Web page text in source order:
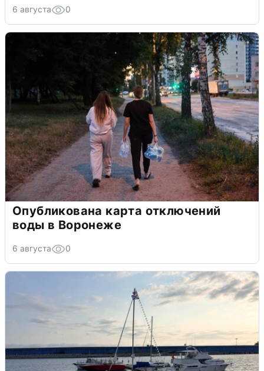
6 августа 0
Опубликована карта отключений
воды в Воронеже
6 августа 0